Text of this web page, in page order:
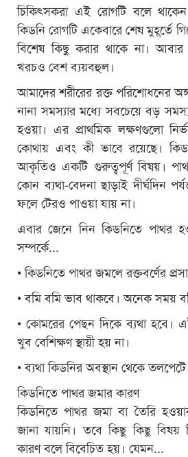
চিকিৎসকরা এই রোগটি বলে
কিডনি রোগটি একেবারে শেষ মুহূর্তে
বিশেষ কিছু করার থাকে না।
খরচও বেশ ব্যয়বহুল।
আমাদের শরীরের রক্ত পরিশোধনের
নানা সমস্যার মধ্যে সবচেয়ে বড়
হওয়া। এর প্রাথমিক লক্ষণগুলো
কোথায় এবং কী ভাবে রয়েছে।
আকৃতিও একটি গুরুত্বপূর্ণ বিষয়।
কোন ব্যথা-বেদনা ছাড়াই দীর্ঘদিন
ফলে টেরও পাওয়া যায় না।
এবার জেনে নিন কিডনিতে পাথর
সম্পর্কে...
• কিডনিতে পাথর জমলে রক্তবর্ণের
• বমি বমি ভাব থাকবে। অনেক সময়
• কোমরের পেছন দিকে ব্যথা হবে।
খুব বেশিক্ষণ স্থায়ী হয় না।
• ব্যথা কিডনির অবস্থান থেকে
কিডনিতে পাথর জমার কারণ
কিডনিতে পাথর জমা বা তৈরি
জানা যায়নি। তবে কিছু কিছু বিষয়
কারণ বলে বিবেচিত হয়। যেমন...